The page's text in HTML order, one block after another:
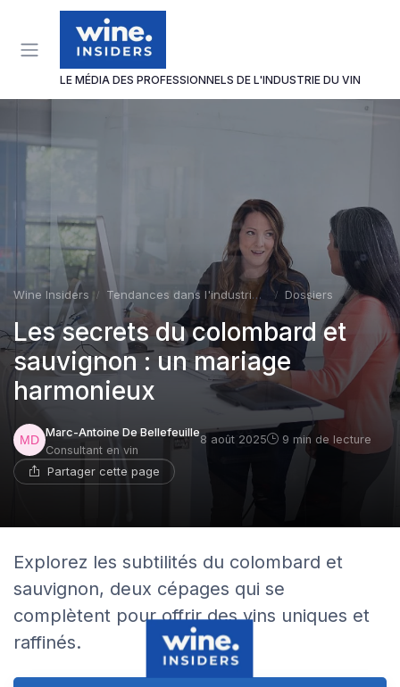
LE MÉDIA DES PROFESSIONNELS DE L'INDUSTRIE DU VIN
Wine Insiders Tendances dans l'industrie du vin Dossiers
Les secrets du colombard et
sauvignon : un mariage
harmonieux
Marc-Antoine De Bellefeuille
Consultant en vin
8 août 2025 9 min de lecture
Partager cette page
Explorez les subtilités du colombard et
sauvignon, deux cépages qui se
complètent pour offrir des vins uniques et
raffinés.
Panneau de gestion des cookies